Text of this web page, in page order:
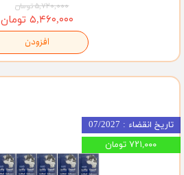
۵,۷۲۰,۰۰۰ تومان
۵,۴۶۰,۰۰۰ تومان
افزودن
تاریخ انقضاء : 07/2027
۷۲۱,۰۰۰ تومان